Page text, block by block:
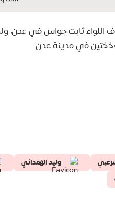
اللواء ثابت جواس في عدن،
وليد الهمداني